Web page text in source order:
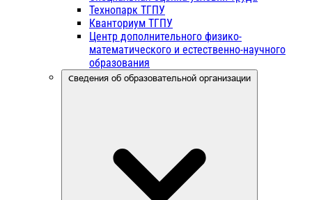
Технопарк ТГПУ
Кванториум ТГПУ
Центр дополнительного физико-
математического и естественно-научного
образования
Сведения об образовательной организации